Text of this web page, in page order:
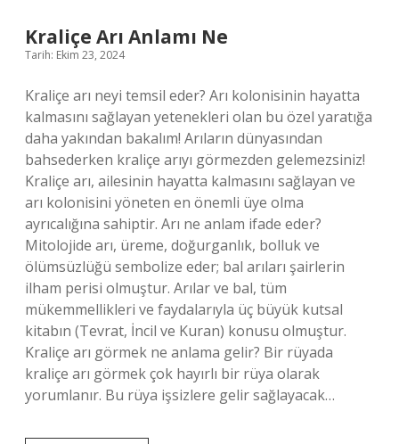
Kraliçe Arı Anlamı Ne
Tarih: Ekim 23, 2024
Kraliçe arı neyi temsil eder? Arı kolonisinin hayatta
kalmasını sağlayan yetenekleri olan bu özel yaratığa
daha yakından bakalım! Arıların dünyasından
bahsederken kraliçe arıyı görmezden gelemezsiniz!
Kraliçe arı, ailesinin hayatta kalmasını sağlayan ve
arı kolonisini yöneten en önemli üye olma
ayrıcalığına sahiptir. Arı ne anlam ifade eder?
Mitolojide arı, üreme, doğurganlık, bolluk ve
ölümsüzlüğü sembolize eder; bal arıları şairlerin
ilham perisi olmuştur. Arılar ve bal, tüm
mükemmellikleri ve faydalarıyla üç büyük kutsal
kitabın (Tevrat, İncil ve Kuran) konusu olmuştur.
Kraliçe arı görmek ne anlama gelir? Bir rüyada
kraliçe arı görmek çok hayırlı bir rüya olarak
yorumlanır. Bu rüya işsizlere gelir sağlayacak…